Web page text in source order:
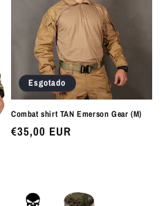
Esgotado
Combat shirt TAN Emerson Gear (M)
Preço
€35,00 EUR